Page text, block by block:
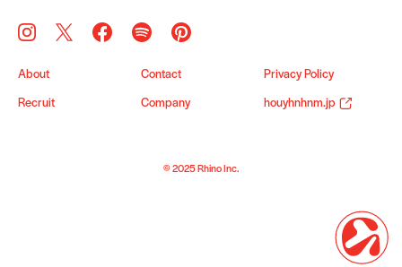
About Contact Privacy Policy
Recruit Company houyhnhnm.jp
© 2025 Rhino Inc.